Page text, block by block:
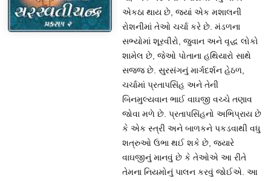
એકઠા થાય છે, જ્યાં એક મશાલની
રોશનીમાં તેઓ ચર્ચા કરે છે. મંડળના
સભ્યોમાં શૂરવીરો, જુવાન અને વૃદ્ધ લોકો
શામેલ છે, જેઓ પોતાના હથિયારો સાથે
સજ્જ છે. સુરસંગનું માર્ગદર્શન હેઠળ,
ચર્ચામાં પ્રતાપસિંહ અને તેની
બિનમુલ્યવાન ભાઈ વાઘજી વચ્ચે તણાવ
જોવા મળે છે. પ્રતાપસિંહનો અભિપ્રાય છે
કે એક સ્ત્રી અને બાળકને પકડવાથી વધુ
શત્રુઓ ઉભા થઈ શકે છે, જ્યારે
વાઘજીનું માનવું છે કે તેઓએ આ રીતે
તેમના નિયમોનું પાલન કરવું જોઈએ. આ